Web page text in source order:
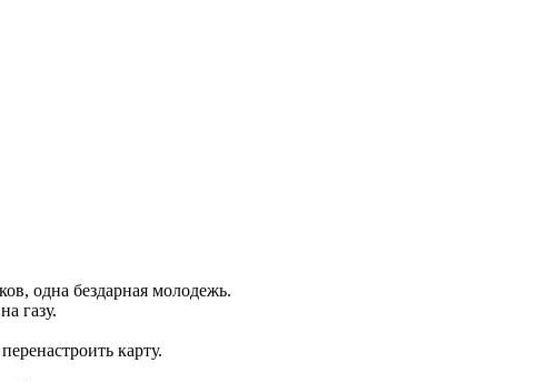
одна бездарная молодежь.
газу.
карту.